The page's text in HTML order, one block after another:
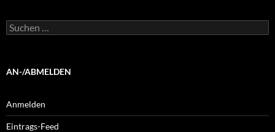
Suchen
nach:
AN-/ABMELDEN
Anmelden
Eintrags-Feed